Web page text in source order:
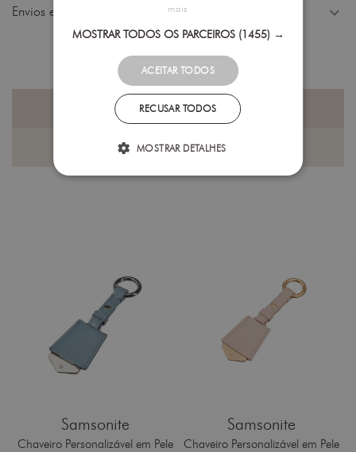
Envios e Devoluções expand_more
PRODUTOS QUE PODERÁ GOSTAR
ÚLTIMOS PRODUTOS VISUALIZADOS
Samsonite
Chaveiro Personalizável em Pele
Samsonite
Chaveiro Personalizável em Pele
mais
MOSTRAR TODOS OS PARCEIROS (1455) →
ACEITAR TODOS
RECUSAR TODOS
MOSTRAR DETALHES